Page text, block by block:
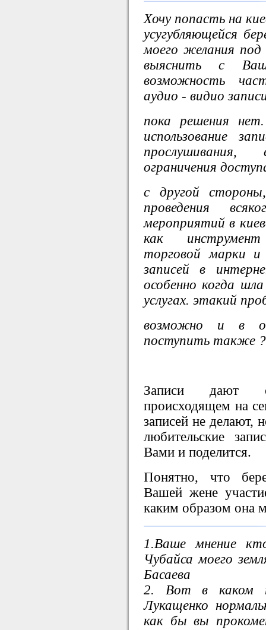
Хочу попасть на
усугубляющейся
моего желания
выяснить с
возможность
аудио - видио
пока решения
использование
ограничения
с другой
проведения
мероприятий в
как
торговой марки
записей в
особенно когда
услугах. этакий
возможно и в
поступить также ?
Записи дают
происходящем на
записей не делают,
любительские
Вами и поделится.
Понятно, что
Вашей жене
каким образом она
1.Ваше мнение
Чубайса моего
Басаева
2. Вот в каком
Лукащенко
как бы вы